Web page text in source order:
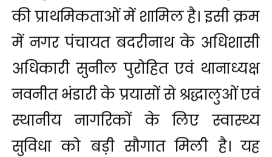
की प्राथमिकताओं में शामिल है। इसी क्रम
में नगर पंचायत बदरीनाथ के अधिशासी
अधिकारी सुनील पुरोहित एवं थानाध्यक्ष
नवनीत भंडारी के प्रयासों से श्रद्धालुओं एवं
स्थानीय नागरिकों के लिए स्वास्थ्य
सुविधा को बड़ी सौगात मिली है। यह